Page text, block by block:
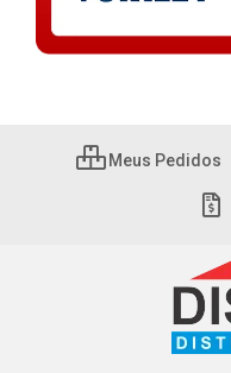
Meus Pedidos